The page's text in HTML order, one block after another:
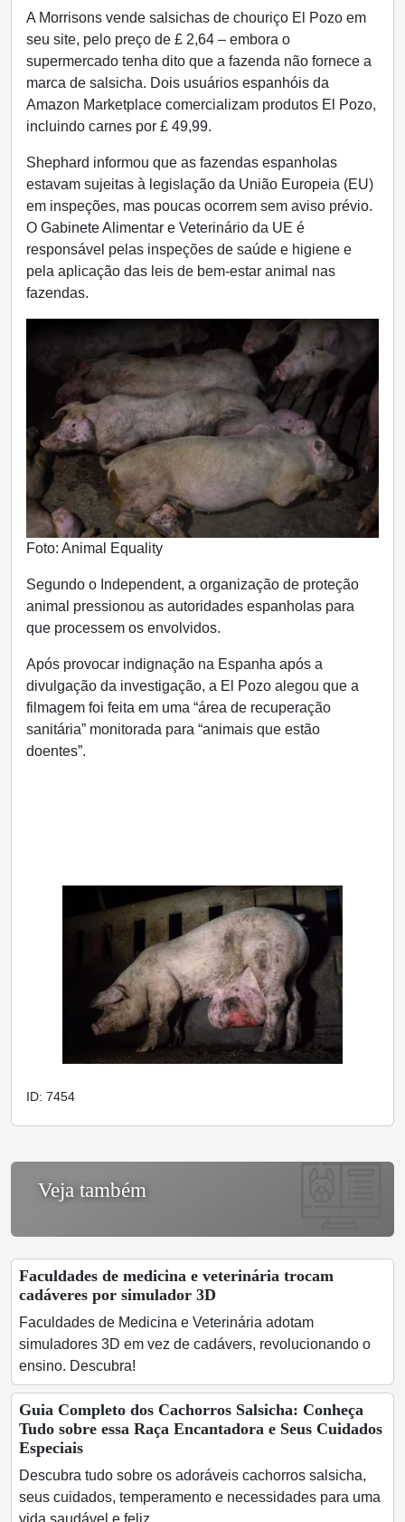
A Morrisons vende salsichas de chouriço El Pozo em
seu site, pelo preço de £ 2,64 – embora o
supermercado tenha dito que a fazenda não fornece a
marca de salsicha. Dois usuários espanhóis da
Amazon Marketplace comercializam produtos El Pozo,
incluindo carnes por £ 49,99.
Shephard informou que as fazendas espanholas
estavam sujeitas à legislação da União Europeia (EU)
em inspeções, mas poucas ocorrem sem aviso prévio.
O Gabinete Alimentar e Veterinário da UE é
responsável pelas inspeções de saúde e higiene e
pela aplicação das leis de bem-estar animal nas
fazendas.
Foto: Animal Equality
Segundo o Independent, a organização de proteção
animal pressionou as autoridades espanholas para
que processem os envolvidos.
Após provocar indignação na Espanha após a
divulgação da investigação, a El Pozo alegou que a
filmagem foi feita em uma “área de recuperação
sanitária” monitorada para “animais que estão
doentes”.
ID: 7454
Veja também
Faculdades de medicina e veterinária trocam
cadáveres por simulador 3D
Faculdades de Medicina e Veterinária adotam
simuladores 3D em vez de cadávers, revolucionando o
ensino. Descubra!
Guia Completo dos Cachorros Salsicha: Conheça
Tudo sobre essa Raça Encantadora e Seus Cuidados
Especiais
Descubra tudo sobre os adoráveis cachorros salsicha,
seus cuidados, temperamento e necessidades para uma
vida saudável e feliz.